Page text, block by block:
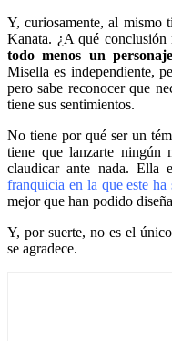
Y, curiosamente, al mismo
Kanata. ¿A qué
todo menos un
Misella es independiente,
pero sabe reconocer que
tiene sus sentimientos.
No tiene por qué ser un
tiene que lanzarte ningún
claudicar ante nada. Ella
franquicia en la que este
mejor que han podido
Y, por suerte, no es el
se agradece.